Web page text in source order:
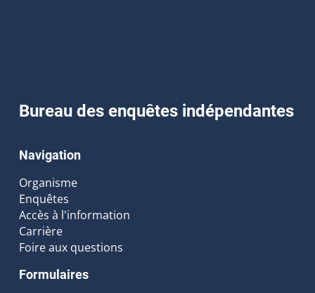
Bureau des enquêtes indépendantes
Navigation
Organisme
Enquêtes
Accès à l'information
Carrière
Foire aux questions
Formulaires